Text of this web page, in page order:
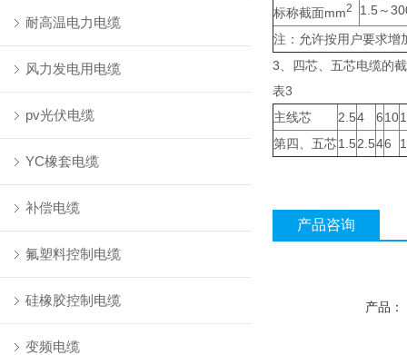
耐高温电力电缆
风力发电用电缆
pv光伏电缆
YC橡套电缆
补偿电缆
氟塑料控制电缆
硅橡胶控制电缆
变频电缆
标称截面mm2
1.5～
注：允许按用户要求增
3、四芯、五芯电缆的
表3
主线芯
2.54 610
第四、五芯1.52.546
产品咨询
产品：